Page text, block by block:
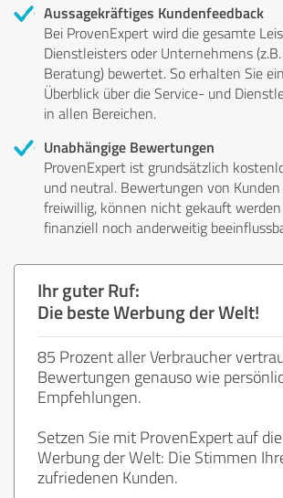
Aussagekräftiges Kundenfeedback
Bei ProvenExpert wird die gesamte
Dienstleisters oder Unternehmens
Beratung) bewertet. So erhalten Sie
Überblick über die Service- und
in allen Bereichen.
Unabhängige Bewertungen
ProvenExpert ist grundsätzlich
und neutral. Bewertungen von
freiwillig, können nicht gekauft
finanziell noch anderweitig
Ihr guter Ruf:
Die beste Werbung der Welt!
85 Prozent aller Verbraucher
Bewertungen genauso wie
Empfehlungen.
Setzen Sie mit ProvenExpert auf
Werbung der Welt: Die Stimmen
zufriedenen Kunden.